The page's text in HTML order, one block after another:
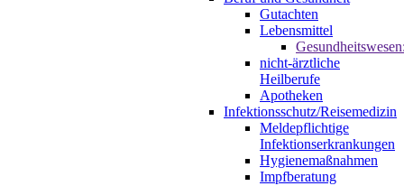
Gutachten
Lebensmittel
nicht-ärztliche
Heilberufe
Apotheken
Infektionsschutz/Reisemedizin
Meldepflichtige
Infektionserkrankungen
Hygienemaßnahmen
Impfberatung